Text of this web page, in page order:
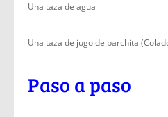
Una taza de agua
Una taza de jugo de parchita
Paso a paso